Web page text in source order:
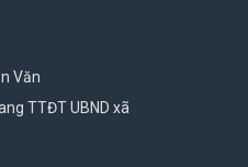
Văn
TTĐT UBND xã